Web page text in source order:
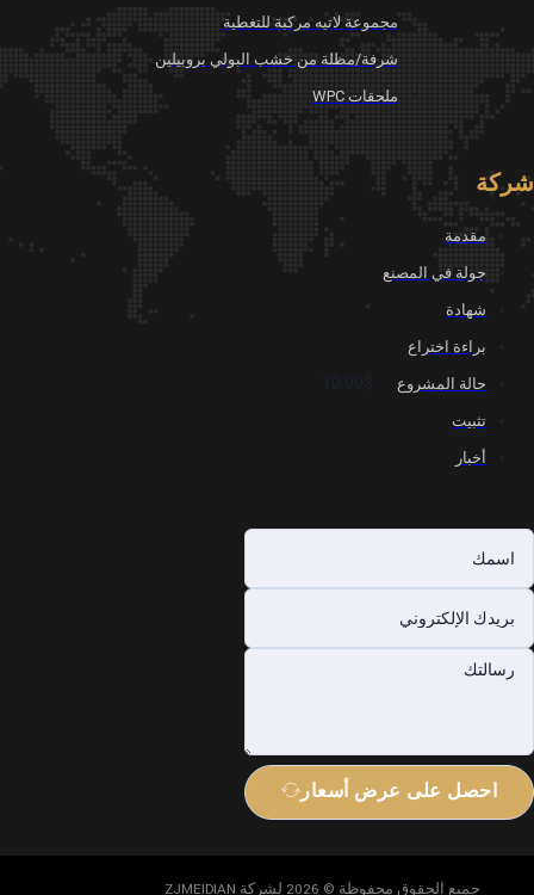
مجموعة لاتيه مركبة للتغطية
شرفة/مظلة من خشب البولي بروبيلين
ملحقات WPC
مقدمة
جولة في المصنع
شهادة
براءة اختراع
حالة المشروع
تثبيت
أخبار
احصل على عرض أسعار
جميع الحقوق محفوظة © 2026 لشركة ZJMEIDIAN